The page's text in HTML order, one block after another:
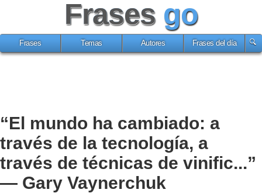
Frases go
Frases Temas Autores Frases del día
“El mundo ha cambiado: a
través de la tecnología, a
través de técnicas de vinific...”
— Gary Vaynerchuk